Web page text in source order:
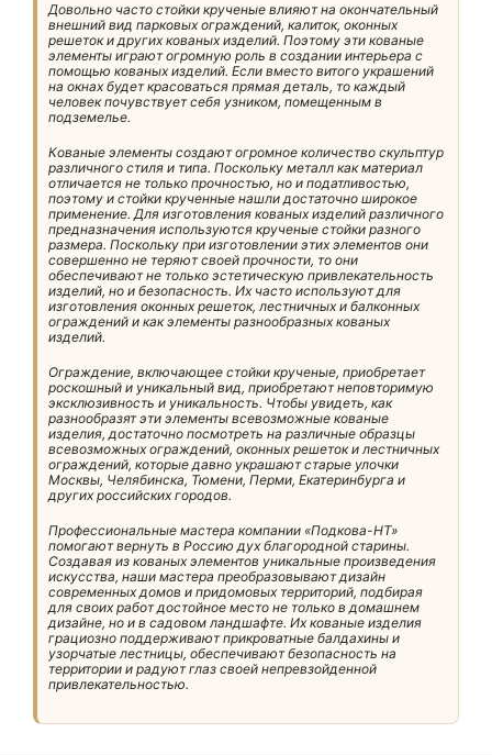
Довольно часто стойки крученые влияют на окончательный
внешний вид парковых ограждений, калиток, оконных
решеток и других кованых изделий. Поэтому эти кованые
элементы играют огромную роль в создании интерьера с
помощью кованых изделий. Если вместо витого украшений
на окнах будет красоваться прямая деталь, то каждый
человек почувствует себя узником, помещенным в
подземелье.
Кованые элементы создают огромное количество скульптур
различного стиля и типа. Поскольку металл как материал
отличается не только прочностью, но и податливостью,
поэтому и стойки крученные нашли достаточно широкое
применение. Для изготовления кованых изделий различного
предназначения используются крученые стойки разного
размера. Поскольку при изготовлении этих элементов они
совершенно не теряют своей прочности, то они
обеспечивают не только эстетическую привлекательность
изделий, но и безопасность. Их часто используют для
изготовления оконных решеток, лестничных и балконных
ограждений и как элементы разнообразных кованых
изделий.
Ограждение, включающее стойки крученые, приобретает
роскошный и уникальный вид, приобретают неповторимую
эксклюзивность и уникальность. Чтобы увидеть, как
разнообразят эти элементы всевозможные кованые
изделия, достаточно посмотреть на различные образцы
всевозможных ограждений, оконных решеток и лестничных
ограждений, которые давно украшают старые улочки
Москвы, Челябинска, Тюмени, Перми, Екатеринбурга и
других российских городов.
Профессиональные мастера компании «Подкова-НТ»
помогают вернуть в Россию дух благородной старины.
Создавая из кованых элементов уникальные произведения
искусства, наши мастера преобразовывают дизайн
современных домов и придомовых территорий, подбирая
для своих работ достойное место не только в домашнем
дизайне, но и в садовом ландшафте. Их кованые изделия
грациозно поддерживают прикроватные балдахины и
узорчатые лестницы, обеспечивают безопасность на
территории и радуют глаз своей непревзойденной
привлекательностью.